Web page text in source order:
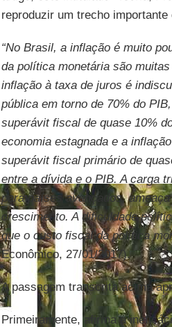
reproduzir um trecho importante
“No Brasil, a inflação é muito
da política monetária são
inflação à taxa de juros é
pública em torno de 70% do
superávit fiscal de quase 10%
economia estagnada e a
superávit fiscal primário de
entre a dívida e o PIB. A carga
para países avançados,
crescimento. A dificuldade
que o custo fiscal da política
Econômico, 27/01/2017).
A passagem transcrita acima
Primeiramente, afirma a